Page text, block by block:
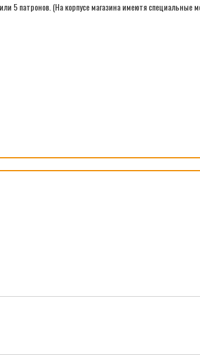
5 патронов. (На корпусе магазина имеютя специальные